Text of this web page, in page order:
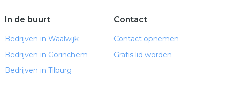
In de buurt
Bedrijven in Waalwijk
Bedrijven in Gorinchem
Bedrijven in Tilburg
Contact
Contact opnemen
Gratis lid worden